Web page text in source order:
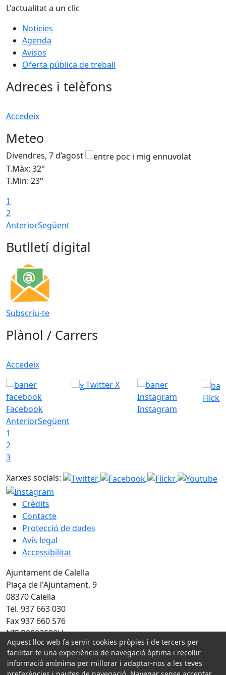
L'actualitat a un clic
Notícies
Agenda
Avisos
Oferta pública de treball
Adreces i telèfons
Accedeix
Meteo
Divendres, 7 d’agost
T.Màx: 32°
T.Min: 23°
1
2
AnteriorSegüent
Butlletí digital
Subscriu-te
Plànol / Carrers
Accedeix
Facebook
Twitter X
Instagram
Flickr
AnteriorSegüent
1
2
3
Xarxes socials:
Crèdits
Contacte
Protecció de dades
Avís legal
Accessibilitat
Ajuntament de Calella
Plaça de l'Ajuntament, 9
08370 Calella
Tel. 937 663 030
Fax 937 660 576
NIF P0803500H
Amb la col·laboració de:
Aquest lloc web fa servir cookies pròpies i de tercers per
facilitar-te una experiència de navegació òptima i recollir
informació anònima per millorar i adaptar-nos a les teves